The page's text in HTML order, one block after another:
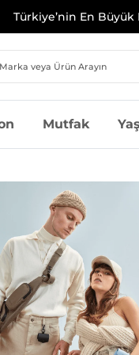
Türkiye’nin En
Mutfak